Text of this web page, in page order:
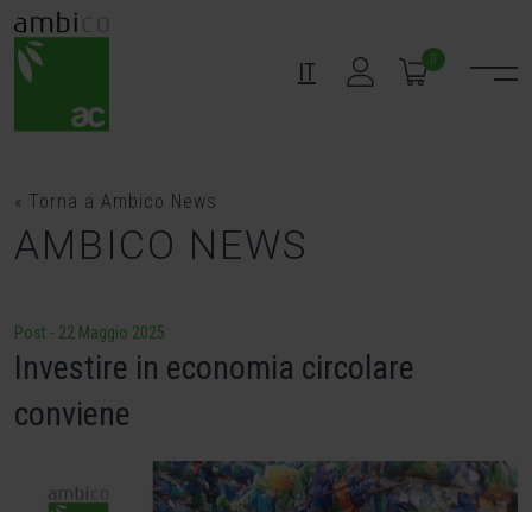
Skip
content
IT 0
« Torna a Ambico News
AMBICO NEWS
Post - 22 Maggio 2025
Investire in economia circolare
conviene